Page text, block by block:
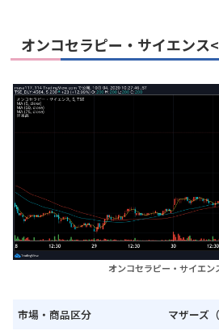
オンコセラピー・サイエンス
オンコセラピー・サイエン
市場・商品区分
マザーズ